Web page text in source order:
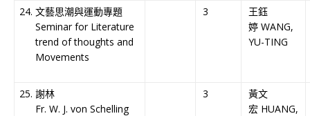
文藝思潮與運動專題
Seminar for Literature
trend of thoughts and
Movements
3
王鈺
婷 WANG,
YU-TING
謝林
Fr. W. J. von Schelling
3
黃文
宏 HUANG,